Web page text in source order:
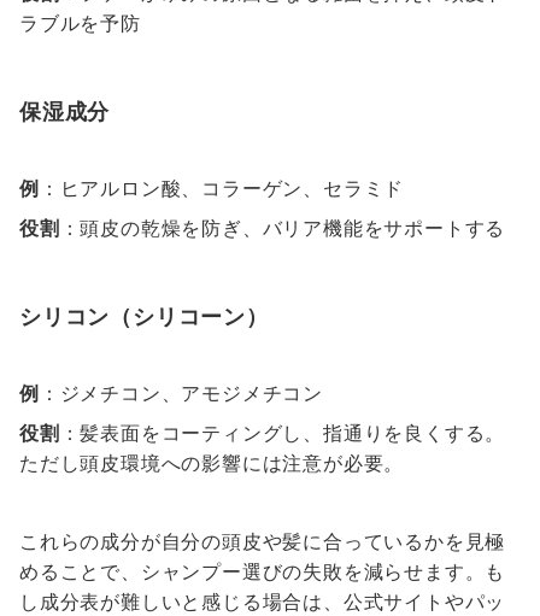
ラブルを予防
保湿成分
例 ：ヒアルロン酸、コラーゲン、セラミド
役割 ：頭皮の乾燥を防ぎ、バリア機能をサポートする
シリコン（シリコーン）
例 ：ジメチコン、アモジメチコン
役割 ：髪表面をコーティングし、指通りを良くする。
ただし頭皮環境への影響には注意が必要。
これらの成分が自分の頭皮や髪に合っているかを見極
めることで、シャンプー選びの失敗を減らせます。も
し成分表が難しいと感じる場合は、公式サイトやパッ